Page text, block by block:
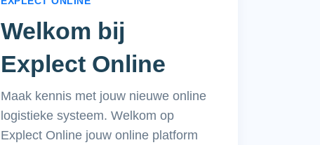
Welkom bij
Explect Online
Maak kennis met jouw nieuwe online
logistieke systeem. Welkom op
Explect Online jouw online platform